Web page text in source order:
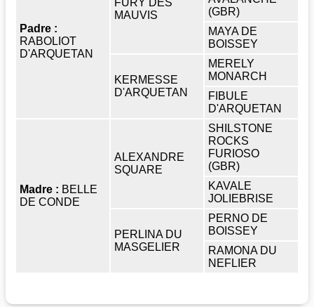
Padre :
RABOLIOT
D'ARQUETAN
MAUVIS
(GBR)
MAYA DE
BOISSEY
KERMESSE
D'ARQUETAN
MERELY
MONARCH
FIBULE
D'ARQUETAN
Madre : BELLE
DE CONDE
ALEXANDRE
SQUARE
SHILSTONE
ROCKS
FURIOSO
(GBR)
KAVALE
JOLIEBRISE
PERLINA DU
MASGELIER
PERNO DE
BOISSEY
RAMONA DU
NEFLIER